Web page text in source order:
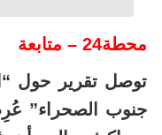
محطة24 – متابعة
توصل تقرير حول
جنوب الصحراء”